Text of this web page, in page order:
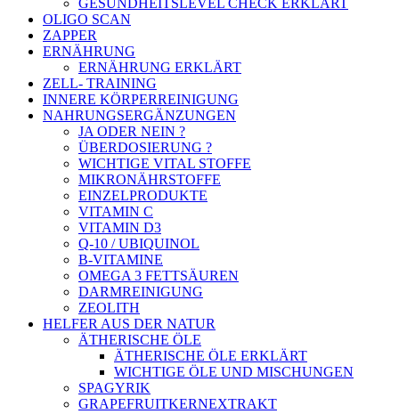
GESUNDHEITSLEVEL CHECK ERKLÄRT
OLIGO SCAN
ZAPPER
ERNÄHRUNG
ERNÄHRUNG ERKLÄRT
ZELL- TRAINING
INNERE KÖRPERREINIGUNG
NAHRUNGSERGÄNZUNGEN
JA ODER NEIN ?
ÜBERDOSIERUNG ?
WICHTIGE VITAL STOFFE
MIKRONÄHRSTOFFE
EINZELPRODUKTE
VITAMIN C
VITAMIN D3
Q-10 / UBIQUINOL
B-VITAMINE
OMEGA 3 FETTSÄUREN
DARMREINIGUNG
ZEOLITH
HELFER AUS DER NATUR
ÄTHERISCHE ÖLE
ÄTHERISCHE ÖLE ERKLÄRT
WICHTIGE ÖLE UND MISCHUNGEN
SPAGYRIK
GRAPEFRUITKERNEXTRAKT